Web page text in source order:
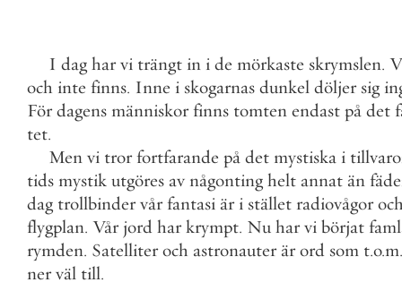
I dag har vi trängt in i de mörkaste skrymslen.
och inte finns. Inne i skogarnas dunkel döljer sig
För dagens människor finns tomten endast på det
tet.
Men vi tror fortfarande på det mystiska i
tids mystik utgöres av någonting helt annat än
dag trollbinder vår fantasi är i stället radiovågor
flygplan. Vår jord har krympt. Nu har vi börjat
rymden. Satelliter och astronauter är ord som t.o.m.
ner väl till.